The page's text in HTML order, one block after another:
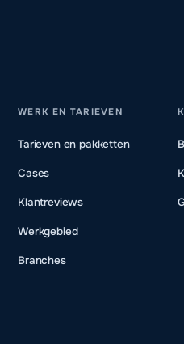
WERK EN TARIEVEN
Tarieven en pakketten
Cases
Klantreviews
Werkgebied
Branches